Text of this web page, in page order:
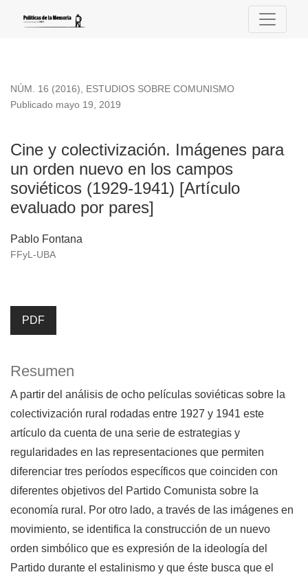
Cine y colectivización. Imágenes para un orden nuevo en
NÚM. 16 (2016), ESTUDIOS SOBRE COMUNISMO
Cine y colectivización. Imágenes para
un orden nuevo en los campos
soviéticos (1929-1941) [Artículo
evaluado por pares]
Publicado mayo 19, 2019
Pablo Fontana
FFyL-UBA
PDF
Resumen
A partir del análisis de ocho películas soviéticas sobre la
colectivización rural rodadas entre 1927 y 1941 este
artículo da cuenta de una serie de estrategias y
regularidades en las representaciones que permiten
diferenciar tres períodos específicos que coinciden con
diferentes objetivos del Partido Comunista sobre la
economía rural. Por otro lado, a través de las imágenes en
movimiento, se identifica la construcción de un nuevo
orden simbólico que es expresión de la ideología del
Partido durante el estalinismo y que éste busca que el